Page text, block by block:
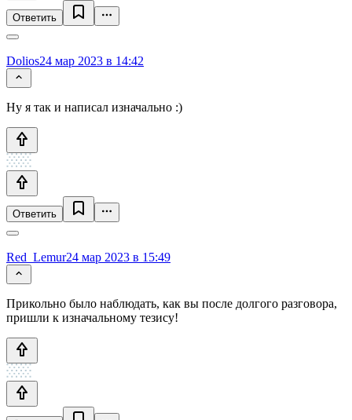
Ответить
Dolios24 мар 2023 в 14:42
Ну я так и написал изначально :)
Ответить
Red_Lemur24 мар 2023 в 15:49
Прикольно было наблюдать, как вы после долгого разговора,
пришли к изначальному тезису!